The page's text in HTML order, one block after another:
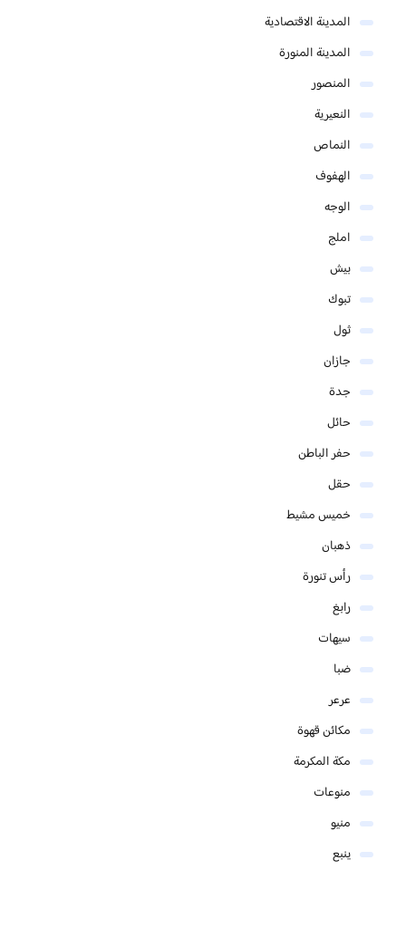
المدينة الاقتصادية
المدينة المنورة
المنصور
النعيرية
النماص
الهفوف
الوجه
املج
بيش
تبوك
ثول
جازان
جدة
حائل
حفر الباطن
حقل
خميس مشيط
ذهبان
رأس تنورة
رابغ
سيهات
ضبا
عرعر
مكائن قهوة
مكة المكرمة
منوعات
منيو
ينبع